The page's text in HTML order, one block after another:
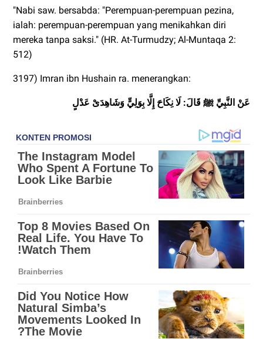
"Nabi saw. bersabda: "Perempuan-perempuan pezina,
ialah: perempuan-perempuan yang menikahkan diri
mereka tanpa saksi." (HR. At-Turmudzy; Al-Muntaqa 2:
512)
3197) Imran ibn Hushain ra. menerangkan:
عَنْ النَّبِيِّ ﷺ قَالَ: لَا نِكَاحَ إِلَّا بِوَلِيٍّ وَشَاهِدَىْ عَدْلٍ